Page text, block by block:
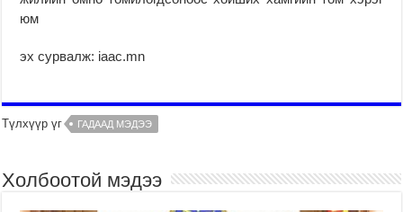
юм
эх сурвалж: iaac.mn
Түлхүүр үг ГАДААД МЭДЭЭ
Холбоотой мэдээ